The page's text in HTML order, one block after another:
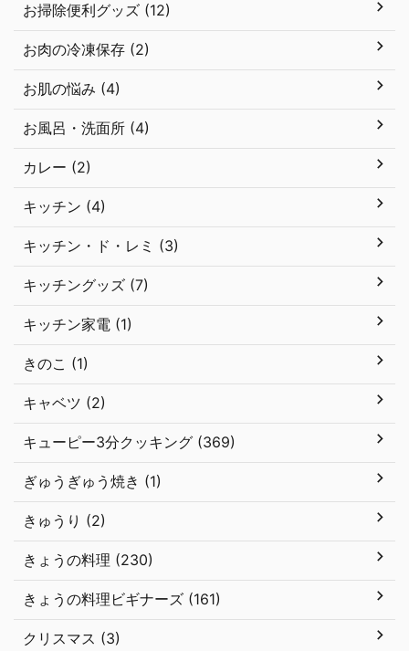
お掃除便利グッズ (12)
お肉の冷凍保存 (2)
お肌の悩み (4)
お風呂・洗面所 (4)
カレー (2)
キッチン (4)
キッチン・ド・レミ (3)
キッチングッズ (7)
キッチン家電 (1)
きのこ (1)
キャベツ (2)
キューピー3分クッキング (369)
ぎゅうぎゅう焼き (1)
きゅうり (2)
きょうの料理 (230)
きょうの料理ビギナーズ (161)
クリスマス (3)